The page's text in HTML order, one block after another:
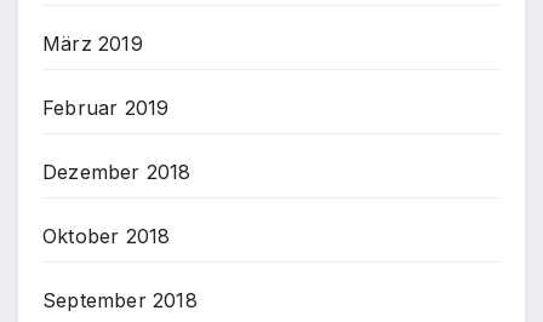
März 2019
Februar 2019
Dezember 2018
Oktober 2018
September 2018